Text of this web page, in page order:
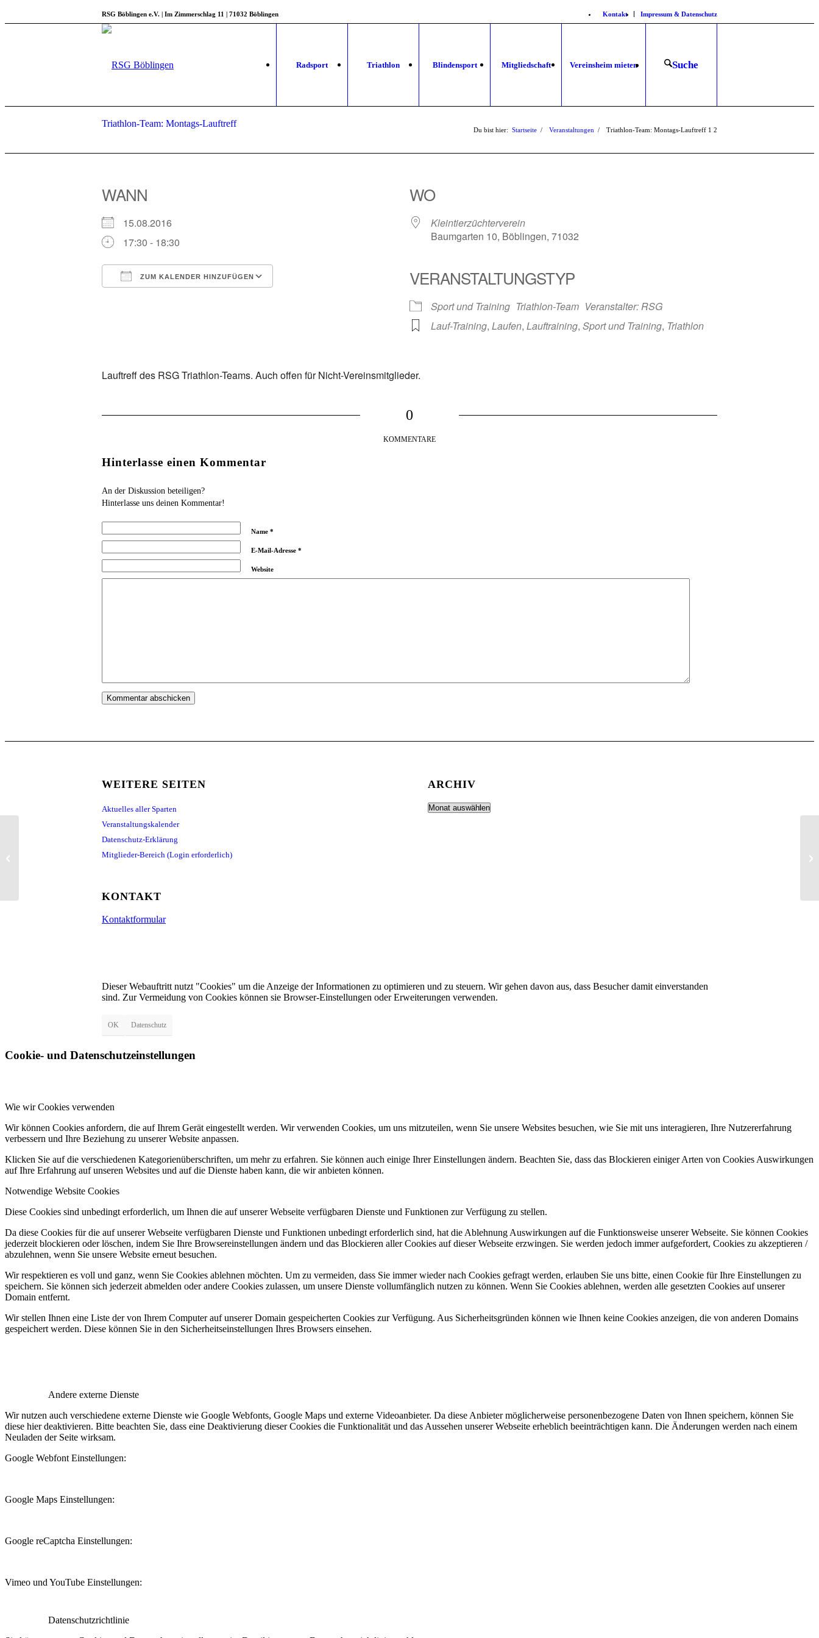
Kontakt Impressum & Datenschutz
RSG Böblingen e.V. | Im Zimmerschlag 11 | 71032 Böblingen
Radsport Triathlon Blindensport Mitgliedschaft Vereinsheim mieten Suche
Triathlon-Team: Montags-Lauftreff
Du bist hier: Startseite 1
/ Veranstaltungen 2
/ Triathlon-Team: Montags-Lauftreff
WANN
15.08.2016
17:30 - 18:30
ZUM KALENDER HINZUFÜGEN
WO
Kleintierzüchterverein
Baumgarten 10, Böblingen, 71032
VERANSTALTUNGSTYP
Sport und Training Triathlon-Team Veranstalter: RSG
Lauf-Training, Laufen, Lauftraining, Sport und Training, Triathlon
Lauftreff des RSG Triathlon-Teams. Auch offen für Nicht-Vereinsmitglieder.
0
KOMMENTARE
Hinterlasse einen Kommentar
An der Diskussion beteiligen?
Hinterlasse uns deinen Kommentar!
Name *
E-Mail-Adresse *
Website
WEITERE SEITEN
Aktuelles aller Sparten
Veranstaltungskalender
Datenschutz-Erklärung
Mitglieder-Bereich (Login erforderlich)
KONTAKT
Kontaktformular
ARCHIV
Dieser Webauftritt nutzt "Cookies" um die Anzeige der Informationen zu optimieren und zu steuern. Wir gehen davon aus, dass Besucher damit einverstanden
sind. Zur Vermeidung von Cookies können sie Browser-Einstellungen oder Erweiterungen verwenden.
OK Datenschutz
Cookie- und Datenschutzeinstellungen
Wie wir Cookies verwenden
Wir können Cookies anfordern, die auf Ihrem Gerät eingestellt werden. Wir verwenden Cookies, um uns mitzuteilen, wenn Sie unsere Websites besuchen, wie Sie mit uns interagieren, Ihre Nutzererfahrung
verbessern und Ihre Beziehung zu unserer Website anpassen.
Klicken Sie auf die verschiedenen Kategorienüberschriften, um mehr zu erfahren. Sie können auch einige Ihrer Einstellungen ändern. Beachten Sie, dass das Blockieren einiger Arten von Cookies Auswirkungen
auf Ihre Erfahrung auf unseren Websites und auf die Dienste haben kann, die wir anbieten können.
Notwendige Website Cookies
Diese Cookies sind unbedingt erforderlich, um Ihnen die auf unserer Webseite verfügbaren Dienste und Funktionen zur Verfügung zu stellen.
Da diese Cookies für die auf unserer Webseite verfügbaren Dienste und Funktionen unbedingt erforderlich sind, hat die Ablehnung Auswirkungen auf die Funktionsweise unserer Webseite. Sie können Cookies
jederzeit blockieren oder löschen, indem Sie Ihre Browsereinstellungen ändern und das Blockieren aller Cookies auf dieser Webseite erzwingen. Sie werden jedoch immer aufgefordert, Cookies zu akzeptieren /
abzulehnen, wenn Sie unsere Website erneut besuchen.
Wir respektieren es voll und ganz, wenn Sie Cookies ablehnen möchten. Um zu vermeiden, dass Sie immer wieder nach Cookies gefragt werden, erlauben Sie uns bitte, einen Cookie für Ihre Einstellungen zu
speichern. Sie können sich jederzeit abmelden oder andere Cookies zulassen, um unsere Dienste vollumfänglich nutzen zu können. Wenn Sie Cookies ablehnen, werden alle gesetzten Cookies auf unserer
Domain entfernt.
Wir stellen Ihnen eine Liste der von Ihrem Computer auf unserer Domain gespeicherten Cookies zur Verfügung. Aus Sicherheitsgründen können wie Ihnen keine Cookies anzeigen, die von anderen Domains
gespeichert werden. Diese können Sie in den Sicherheitseinstellungen Ihres Browsers einsehen.
Andere externe Dienste
Wir nutzen auch verschiedene externe Dienste wie Google Webfonts, Google Maps und externe Videoanbieter. Da diese Anbieter möglicherweise personenbezogene Daten von Ihnen speichern, können Sie
diese hier deaktivieren. Bitte beachten Sie, dass eine Deaktivierung dieser Cookies die Funktionalität und das Aussehen unserer Webseite erheblich beeinträchtigen kann. Die Änderungen werden nach einem
Neuladen der Seite wirksam.
Google Webfont Einstellungen:
Google Maps Einstellungen:
Google reCaptcha Einstellungen:
Vimeo und YouTube Einstellungen:
Datenschutzrichtlinie